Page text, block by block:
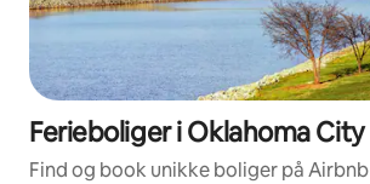
Ferieboliger i Oklahoma City
Find og book unikke boliger på Airbnb